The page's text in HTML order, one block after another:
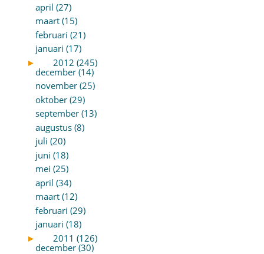
april (27)
maart (15)
februari (21)
januari (17)
►
2012 (245)
december (14)
november (25)
oktober (29)
september (13)
augustus (8)
juli (20)
juni (18)
mei (25)
april (34)
maart (12)
februari (29)
januari (18)
►
2011 (126)
december (30)